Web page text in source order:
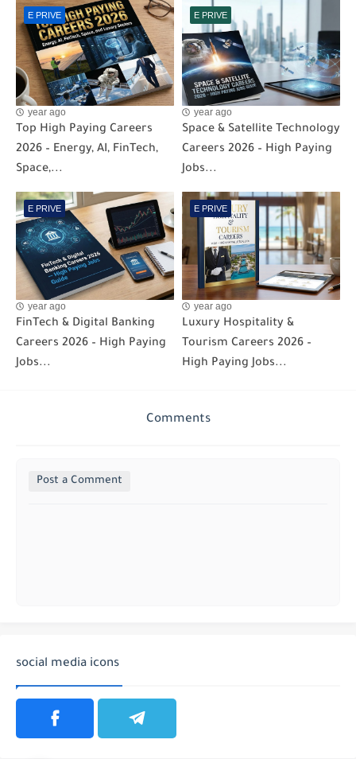
E PRIVE
year ago
Top High Paying Careers
2026 – Energy, AI, FinTech,
Space,...
E PRIVE
year ago
Space & Satellite Technology
Careers 2026 – High Paying
Jobs...
E PRIVE
year ago
FinTech & Digital Banking
Careers 2026 – High Paying
Jobs...
E PRIVE
year ago
Luxury Hospitality &
Tourism Careers 2026 –
High Paying Jobs...
Comments
Post a Comment
social media icons